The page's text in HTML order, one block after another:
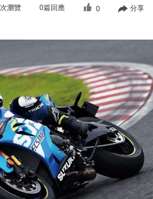
次瀏覽 0篇回應 0 分享